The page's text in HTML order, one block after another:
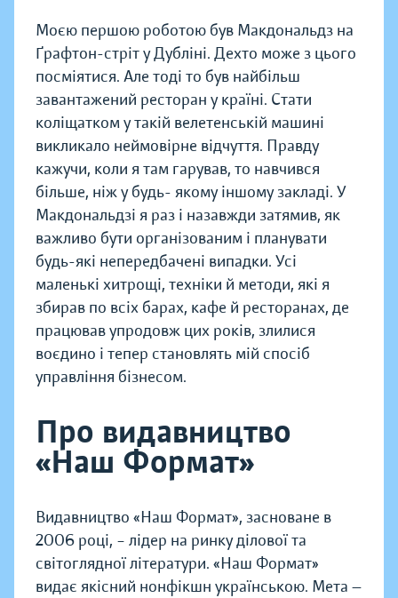
Моєю першою роботою був Макдональдз на
Ґрафтон-стріт у Дубліні. Дехто може з цього
посміятися. Але тоді то був найбільш
завантажений ресторан у країні. Стати
коліщатком у такій велетенській машині
викликало неймовірне відчуття. Правду
кажучи, коли я там гарував, то навчився
більше, ніж у будь- якому іншому закладі. У
Макдональдзі я раз і назавжди затямив, як
важливо бути організованим і планувати
будь-які непередбачені випадки. Усі
маленькі хитрощі, техніки й методи, які я
збирав по всіх барах, кафе й ресторанах, де
працював упродовж цих років, злилися
воєдино і тепер становлять мій спосіб
управління бізнесом.
Про видавництво
«Наш Формат»
Видавництво «Наш Формат», засноване в
2006 році, – лідер на ринку ділової та
світоглядної літератури. «Наш Формат»
видає якісний нонфікшн українською. Мета —